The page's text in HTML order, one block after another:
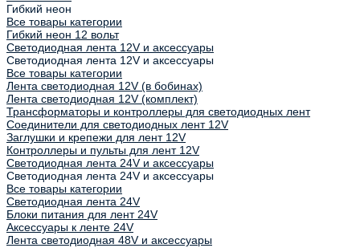
Гибкий неон
Все товары категории
Гибкий неон 12 вольт
Светодиодная лента 12V и аксессуары
Светодиодная лента 12V и аксессуары
Все товары категории
Лента светодиодная 12V (в бобинах)
Лента светодиодная 12V (комплект)
Трансформаторы и контроллеры для светодиодных лент
Соединители для светодиодных лент 12V
Заглушки и крепежи для лент 12V
Контроллеры и пульты для лент 12V
Светодиодная лента 24V и аксессуары
Светодиодная лента 24V и аксессуары
Все товары категории
Светодиодная лента 24V
Блоки питания для лент 24V
Аксессуары к ленте 24V
Лента светодиодная 48V и аксессуары